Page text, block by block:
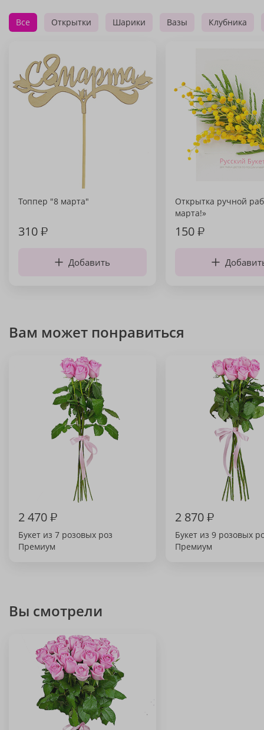
Все Открытки Шарики Вазы Клубника
Топпер "8 марта"
310₽
Добавить
Открытка ручной
марта!»
150₽
Вам может понравиться
2 470₽
Букет из 7 розовых роз
Премиум
2 870₽
Букет из 9 розовых
Премиум
Вы смотрели